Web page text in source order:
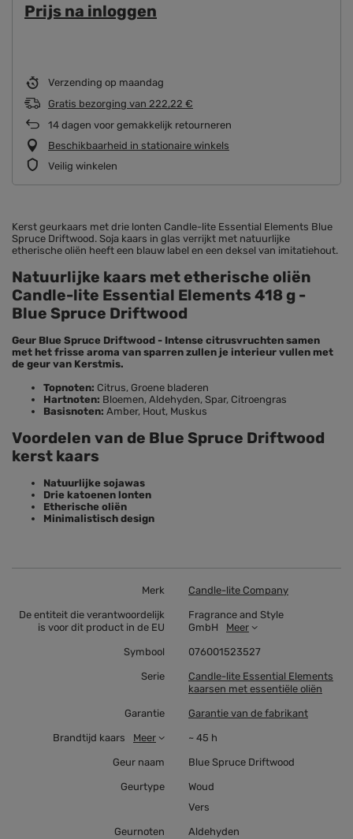
Prijs na inloggen
Verzending op maandag
Gratis bezorging van 222,22 €
14 dagen voor gemakkelijk retourneren
Beschikbaarheid in stationaire winkels
Veilig winkelen
Kerst geurkaars met drie lonten Candle-lite Essential Elements Blue
Spruce Driftwood. Soja kaars in glas verrijkt met natuurlijke
etherische oliën heeft een blauw label en een deksel van imitatiehout.
Natuurlijke kaars met etherische oliën
Candle-lite Essential Elements 418 g -
Blue Spruce Driftwood
Geur Blue Spruce Driftwood - Intense citrusvruchten samen
met het frisse aroma van sparren zullen je interieur vullen met
de geur van Kerstmis.
Topnoten: Citrus, Groene bladeren
Hartnoten: Bloemen, Aldehyden, Spar, Citroengras
Basisnoten: Amber, Hout, Muskus
Voordelen van de Blue Spruce Driftwood
kerst kaars
Natuurlijke sojawas
Drie katoenen lonten
Etherische oliën
Minimalistisch design
Merk Candle-lite Company
De entiteit die verantwoordelijk
is voor dit product in de EU
Fragrance and Style
GmbH
Meer
Symbool 076001523527
Serie
Candle-lite Essential Elements
kaarsen met essentiële oliën
Garantie Garantie van de fabrikant
Brandtijd kaars Meer ~ 45 h
Geur naam Blue Spruce Driftwood
Geurtype
Woud
Vers
Geurnoten
Aldehyden